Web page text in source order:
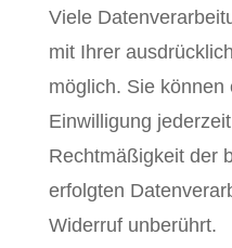
Viele
mit Ihrer
möglich. Sie
Einwilligung
Rechtmäßigkeit der
erfolgten
Widerruf unberührt.